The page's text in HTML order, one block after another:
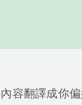
容翻譯成你